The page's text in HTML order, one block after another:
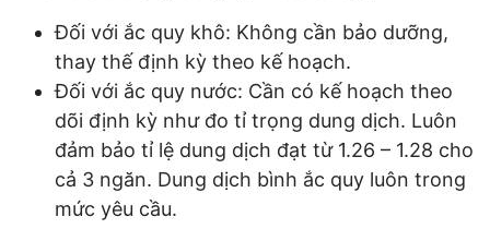
Đối với ắc quy khô: Không cần bảo dưỡng,
thay thế định kỳ theo kế hoạch.
Đối với ắc quy nước: Cần có kế hoạch theo
dõi định kỳ như đo tỉ trọng dung dịch. Luôn
đảm bảo tỉ lệ dung dịch đạt từ 1.26 – 1.28 cho
cả 3 ngăn. Dung dịch bình ắc quy luôn trong
mức yêu cầu.